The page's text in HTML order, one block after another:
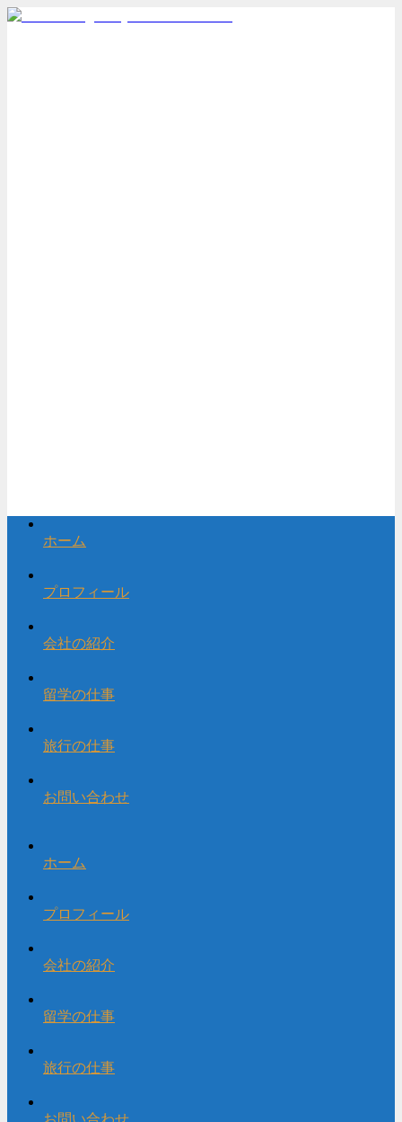
ホーム
プロフィール
会社の紹介
留学の仕事
旅行の仕事
お問い合わせ
ホーム
プロフィール
会社の紹介
留学の仕事
旅行の仕事
お問い合わせ